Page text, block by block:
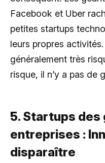
Facebook et Uber
petites startups
leurs propres
généralement très
risque, il n’y a pas de
5. Startups des
entreprises :
disparaître